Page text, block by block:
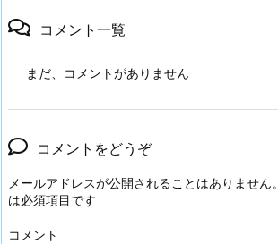
コメント一覧
まだ、コメントがありません
コメントをどうぞ
メールアドレスが公開されることはありません。
は必須項目です
コメント